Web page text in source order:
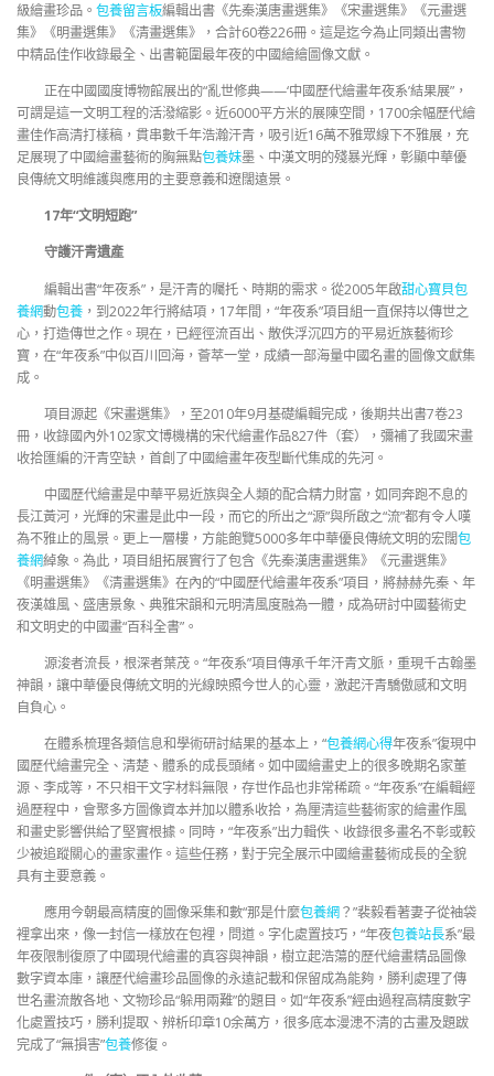
級繪畫珍品。 包養留言板編輯出書《先秦漢唐畫選集》《宋畫選集》《元畫選
集》《明畫選集》《清畫選集》，合計60卷226冊。這是迄今為止同類出書物
中精品佳作收錄最全、出書範圍最年夜的中國繪繪圖像文獻。
正在中國國度博物館展出的“亂世修典——‘中國歷代繪畫年夜系’結果展”，
可謂是這一文明工程的活潑縮影。近6000平方米的展陳空間，1700余幅歷代繪
畫佳作高清打樣稿，貫串數千年浩瀚汗青，吸引近16萬不雅眾線下不雅展，充
足展現了中國繪畫藝術的胸無點包養妹墨、中漢文明的殘暴光輝，彰顯中華優
良傳統文明維護與應用的主要意義和遼闊遠景。
17年“文明短跑”
守護汗青遺產
編輯出書“年夜系”，是汗青的囑托、時期的需求。從2005年啟甜心寶貝包
養網動包養 ，到2022年行將結項，17年間，“年夜系”項目組一直保持以傳世之
心，打造傳世之作。現在，已經徑流百出、散佚浮沉四方的平易近族藝術珍
寶，在“年夜系”中似百川回海，薈萃一堂，成績一部海量中國名畫的圖像文獻集
成。
項目源起《宋畫選集》，至2010年9月基礎編輯完成，後期共出書7卷23
冊，收錄國內外102家文博機構的宋代繪畫作品827件（套），彌補了我國宋畫
收拾匯編的汗青空缺，首創了中國繪畫年夜型斷代集成的先河。
中國歷代繪畫是中華平易近族與全人類的配合精力財富，如同奔跑不息的
長江黃河，光輝的宋畫是此中一段，而它的所出之“源”與所啟之“流”都有令人嘆
為不雅止的風景。更上一層樓，方能飽覽5000多年中華優良傳統文明的宏闊包
養網綽象。為此，項目組拓展實行了包含《先秦漢唐畫選集》《元畫選集》
《明畫選集》《清畫選集》在內的“中國歷代繪畫年夜系”項目，將赫赫先秦、年
夜漢雄風、盛唐景象、典雅宋韻和元明清風度融為一體，成為研討中國藝術史
和文明史的中國畫“百科全書”。
源浚者流長，根深者葉茂。“年夜系”項目傳承千年汗青文脈，重現千古翰墨
神韻，讓中華優良傳統文明的光線映照今世人的心靈，激起汗青驕傲感和文明
自負心。
在體系梳理各類信息和學術研討結果的基本上，“包養網心得年夜系”復現中
國歷代繪畫完全、清楚、體系的成長頭緒。如中國繪畫史上的很多晚期名家董
源、李成等，不只相干文字材料無限，存世作品也非常稀疏。“年夜系”在編輯經
過歷程中，會聚多方圖像資本并加以體系收拾，為厘清這些藝術家的繪畫作風
和畫史影響供給了堅實根據。同時，“年夜系”出力輯佚、收錄很多畫名不彰或較
少被追蹤關心的畫家畫作。這些任務，對于完全展示中國繪畫藝術成長的全貌
具有主要意義。
應用今朝最高精度的圖像采集和數“那是什麼包養網？”裴毅看著妻子從袖袋
裡拿出來，像一封信一樣放在包裡，問道。字化處置技巧，“年夜包養站長系”最
年夜限制復原了中國現代繪畫的真容與神韻，樹立起浩蕩的歷代繪畫精品圖像
數字資本庫，讓歷代繪畫珍品圖像的永遠記載和保留成為能夠，勝利處理了傳
世名畫流散各地、文物珍品“躲用兩難”的題目。如“年夜系”經由過程高精度數字
化處置技巧，勝利提取、辨析印章10余萬方，很多底本漫漶不清的古畫及題跋
完成了“無損害”包養修復。